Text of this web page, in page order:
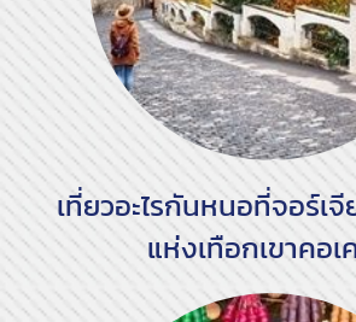
เที่ยวอะไรกันหนอที่จอร์เ
แห่งเทือกเขาคอเ